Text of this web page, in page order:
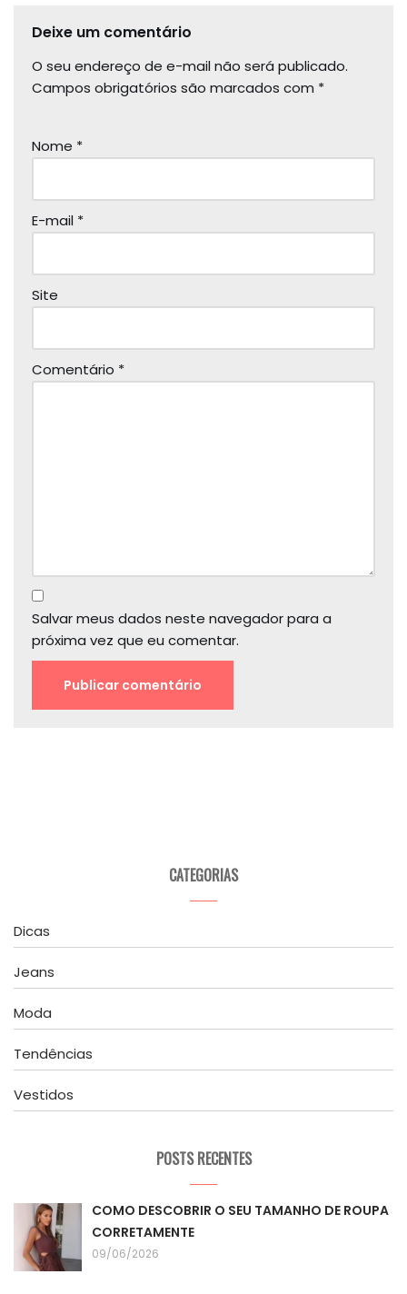
Deixe um comentário
O seu endereço de e-mail não será publicado.
Campos obrigatórios são marcados com *
Nome *
E-mail *
Site
Comentário *
Salvar meus dados neste navegador para a
próxima vez que eu comentar.
CATEGORIAS
Dicas
Jeans
Moda
Tendências
Vestidos
POSTS RECENTES
COMO DESCOBRIR O SEU TAMANHO DE ROUPA
CORRETAMENTE
09/06/2026